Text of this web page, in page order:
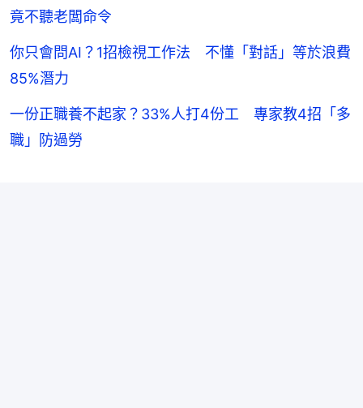
竟不聽老闆命令
你只會問AI？1招檢視工作法 不懂「對話」等於浪費
85%潛力
一份正職養不起家？33%人打4份工 專家教4招「多
職」防過勞